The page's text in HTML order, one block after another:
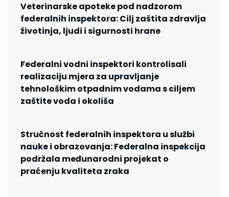
Veterinarske apoteke pod nadzorom
federalnih inspektora: Cilj zaštita zdravlja
životinja, ljudi i sigurnosti hrane
Federalni vodni inspektori kontrolisali
realizaciju mjera za upravljanje
tehnološkim otpadnim vodama s ciljem
zaštite voda i okoliša
Stručnost federalnih inspektora u službi
nauke i obrazovanja: Federalna inspekcija
podržala međunarodni projekat o
praćenju kvaliteta zraka